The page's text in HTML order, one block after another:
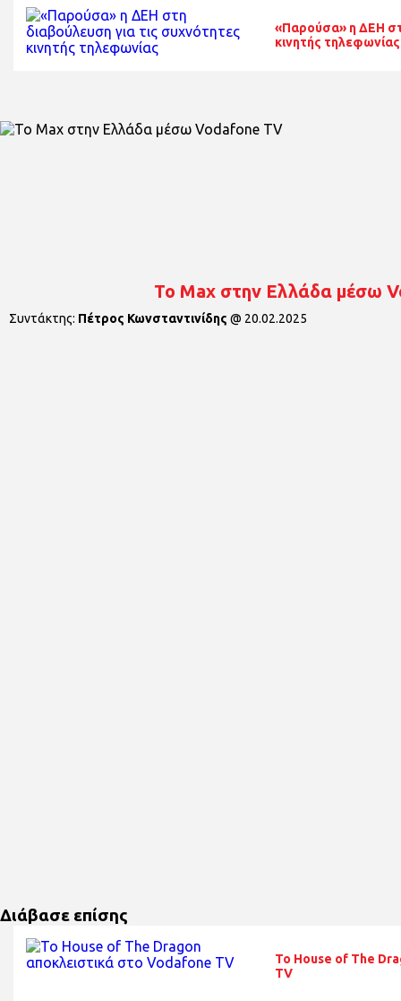
«Παρούσα» η ΔΕΗ
κινητής τηλεφωνίας
Το Max στην Ελλάδα μέσω
Συντάκτης: Πέτρος Κωνσταντινίδης @ 20.02.2025
Διάβασε επίσης
To House of The
TV